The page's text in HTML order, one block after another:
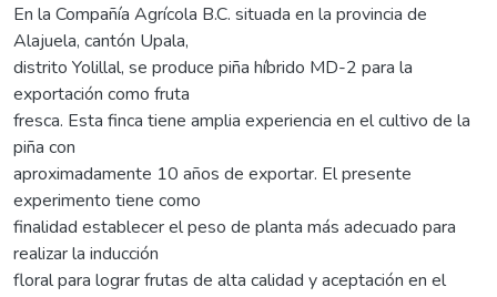
En la Compañía Agrícola B.C. situada en la provincia de
Alajuela, cantón Upala,
distrito Yolillal, se produce piña híbrido MD-2 para la
exportación como fruta
fresca. Esta finca tiene amplia experiencia en el cultivo de la
piña con
aproximadamente 10 años de exportar. El presente
experimento tiene como
finalidad establecer el peso de planta más adecuado para
realizar la inducción
floral para lograr frutas de alta calidad y aceptación en el